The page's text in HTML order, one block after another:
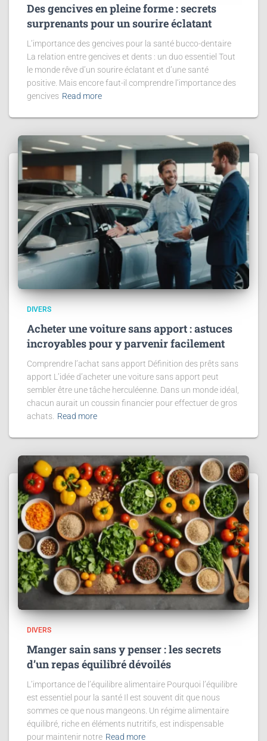
Des gencives en pleine forme : secrets
surprenants pour un sourire éclatant
L’importance des gencives pour la santé bucco-dentaire
La relation entre gencives et dents : un duo essentiel Tout
le monde rêve d’un sourire éclatant et d’une santé
positive. Mais encore faut-il comprendre l’importance des
gencives Read more
DIVERS
Acheter une voiture sans apport : astuces
incroyables pour y parvenir facilement
Comprendre l’achat sans apport Définition des prêts sans
apport L’idée d’acheter une voiture sans apport peut
sembler être une tâche herculéenne. Dans un monde idéal,
chacun aurait un coussin financier pour effectuer de gros
achats. Read more
DIVERS
Manger sain sans y penser : les secrets
d’un repas équilibré dévoilés
L’importance de l’équilibre alimentaire Pourquoi l’équilibre
est essentiel pour la santé Il est souvent dit que nous
sommes ce que nous mangeons. Un régime alimentaire
équilibré, riche en éléments nutritifs, est indispensable
pour maintenir notre Read more